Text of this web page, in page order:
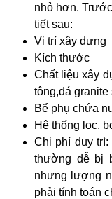
nhỏ hơn.
tiết sau:
Vị trí xây dựng
Kích thước
Chất liệu xây
tông,đá
Bể phụ chứa
Hệ thống lọc,
Chi phí duy
thường dễ bị
nhưng lượng
phải tính toán